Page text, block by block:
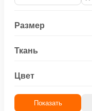
Размер
Ткань
Цвет
Показать